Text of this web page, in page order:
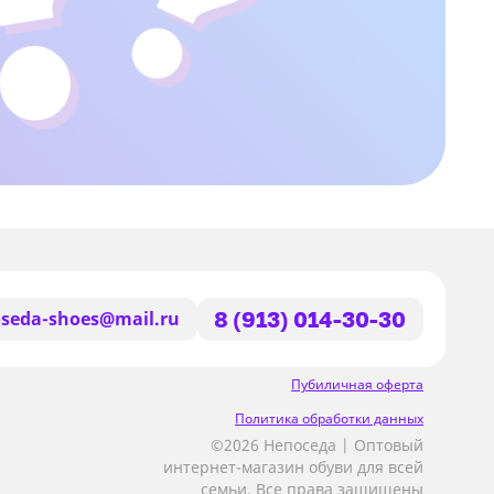
shoes@mail.ru 8 (913) 014-30-30
Пубиличная оферта
Политика обработки данных
©2026 Непоседа | Оптовый
интернет-магазин обуви для всей
семьи, Все права защищены